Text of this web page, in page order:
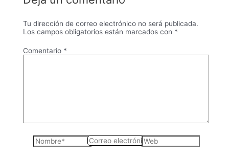
Tu dirección de correo electrónico no será publicada.
Los campos obligatorios están marcados con *
Comentario *
Nombre*
Correo
electrónico*
Web